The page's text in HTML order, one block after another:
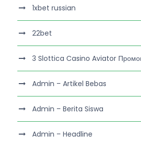
1xbet russian
22bet
3 Slottica Casino Aviator
Admin – Artikel Bebas
Admin – Berita Siswa
Admin – Headline